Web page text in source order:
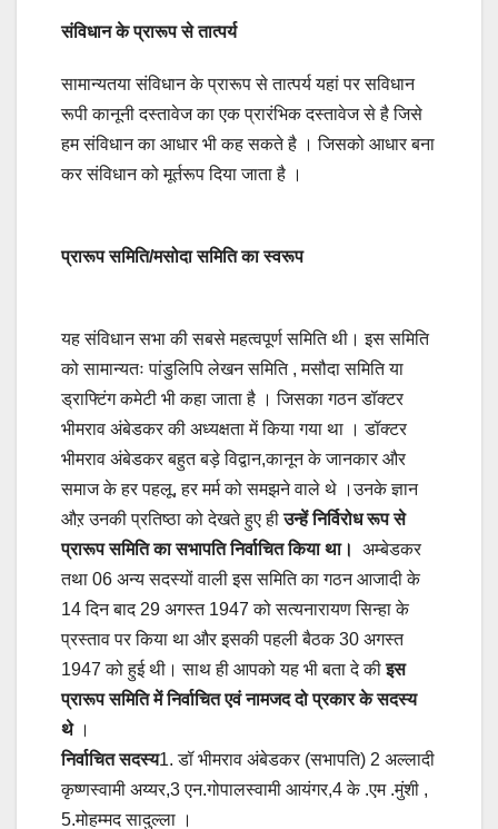
संविधान के प्रारूप से तात्पर्य
सामान्यतया संविधान के प्रारूप से तात्पर्य यहां पर सविधान
रूपी कानूनी दस्तावेज का एक प्रारंभिक दस्तावेज से है जिसे
हम संविधान का आधार भी कह सकते है । जिसको आधार बना
कर संविधान को मूर्तरूप दिया जाता है ।
प्रारूप समिति/मसोदा समिति का स्वरूप
यह संविधान सभा की सबसे महत्वपूर्ण समिति थी। इस समिति
को सामान्यतः पांडुलिपि लेखन समिति , मसौदा समिति या
ड्राफ्टिंग कमेटी भी कहा जाता है । जिसका गठन डॉक्टर
भीमराव अंबेडकर की अध्यक्षता में किया गया था । डॉक्टर
भीमराव अंबेडकर बहुत बड़े विद्वान,कानून के जानकार और
समाज के हर पहलू, हर मर्म को समझने वाले थे ।उनके ज्ञान
औऱ उनकी प्रतिष्ठा को देखते हुए हीउन्हें निर्विरोध रूप से
प्रारूप समिति का सभापति निर्वाचित किया था।
अम्बेडकर
तथा 06 अन्य सदस्यों वाली इस समिति का गठन आजादी के
14 दिन बाद 29 अगस्त 1947 को सत्यनारायण सिन्हा के
प्रस्ताव पर किया था और इसकी पहली बैठक 30 अगस्त
1947 को हुई थी। साथ ही आपको यह भी बता दे कीइस
प्रारूप समिति में निर्वाचित एवं नामजद दो प्रकार के सदस्य
थे ।
निर्वाचित सदस्य1. डॉ भीमराव अंबेडकर (सभापति) 2 अल्लादी
कृष्णस्वामी अय्यर,3 एन.गोपालस्वामी आयंगर,4 के .एम .मुंशी ,
5.मोहम्मद सादुल्ला ।